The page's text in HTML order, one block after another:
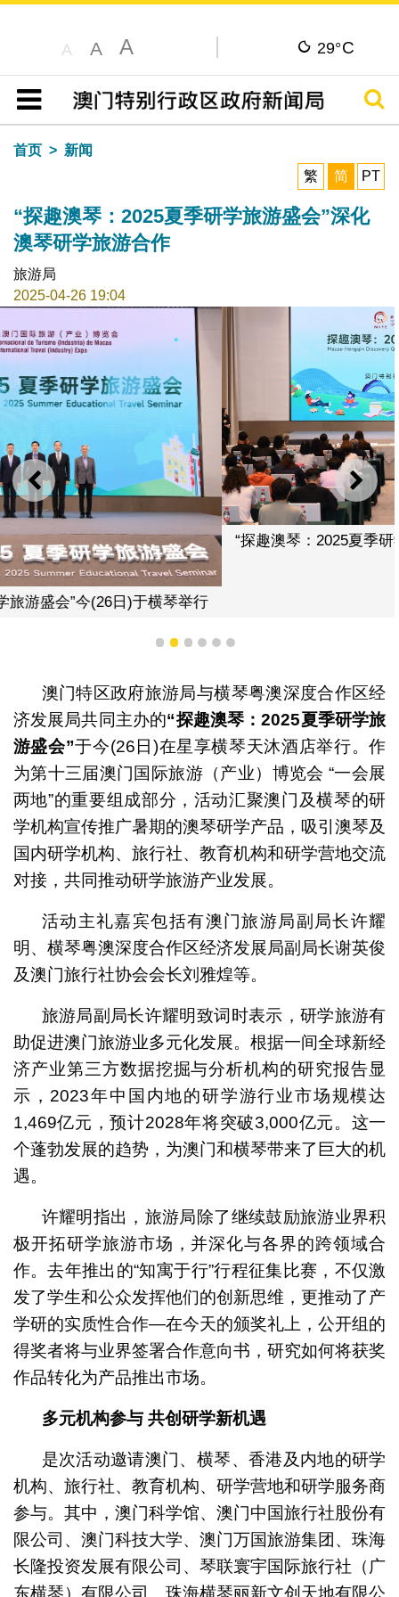
A A A 29°C
目录
搜寻
首页
新闻
繁
简 PT
“探趣澳琴：2025夏季研学旅游盛会”深化
澳琴研学旅游合作
旅游局
2025-04-26 19:04
上一则 下一
“探趣澳琴：2025夏季研学旅游盛会”今(26日)于横琴举行
1 2 3 4 5 6
澳门特区政府旅游局与横琴粤澳深度合作区经
济发展局共同主办的“探趣澳琴：2025夏季研学旅
游盛会”于今(26日)在星享横琴天沐酒店举行。作
为第十三届澳门国际旅游（产业）博览会 “一会展
两地”的重要组成部分，活动汇聚澳门及横琴的研
学机构宣传推广暑期的澳琴研学产品，吸引澳琴及
国内研学机构、旅行社、教育机构和研学营地交流
对接，共同推动研学旅游产业发展。
活动主礼嘉宾包括有澳门旅游局副局长许耀
明、横琴粤澳深度合作区经济发展局副局长谢英俊
及澳门旅行社协会会长刘雅煌等。
旅游局副局长许耀明致词时表示，研学旅游有
助促进澳门旅游业多元化发展。根据一间全球新经
济产业第三方数据挖掘与分析机构的研究报告显
示，2023年中国内地的研学游行业市场规模达
1,469亿元，预计2028年将突破3,000亿元。这一
个蓬勃发展的趋势，为澳门和横琴带来了巨大的机
遇。
许耀明指出，旅游局除了继续鼓励旅游业界积
极开拓研学旅游市场，并深化与各界的跨领域合
作。去年推出的“知寓于行”行程征集比赛，不仅激
发了学生和公众发挥他们的创新思维，更推动了产
学研的实质性合作—在今天的颁奖礼上，公开组的
得奖者将与业界签署合作意向书，研究如何将获奖
作品转化为产品推出市场。
多元机构参与 共创研学新机遇
是次活动邀请澳门、横琴、香港及内地的研学
机构、旅行社、教育机构、研学营地和研学服务商
参与。其中，澳门科学馆、澳门中国旅行社股份有
限公司、澳门科技大学、澳门万国旅游集团、珠海
长隆投资发展有限公司、琴联寰宇国际旅行社（广
东横琴）有限公司、珠海横琴丽新文创天地有限公